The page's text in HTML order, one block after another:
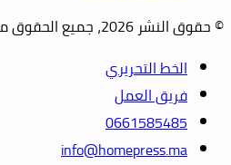
© حقوق النشر 2026، جميع الحقوق محفوظة |
الخط التحريري
فريق العمل
0661585485
info@homepress.ma